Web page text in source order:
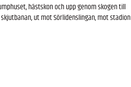
hästskon och upp genom skogen till
ut mot Sörlidenslingan, mot stadion